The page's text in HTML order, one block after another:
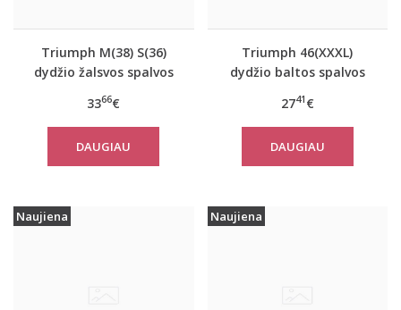
Triumph M(38) S(36)
dydžio žalsvos spalvos
marškinėliai women
move FLOW Tank Top
3366€
DAUGIAU
Triumph 46(XXXL)
dydžio baltos spalvos
marškinėliai Yselle
Basics Shirt03 2P
2741 €
DAUGIAU
Naujiena Naujiena